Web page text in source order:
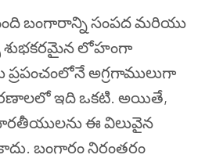
బంగారాన్ని సంపద మరియు
శుభకరమైన లోహంగా
అగ్రగాములుగా
ఇది ఒకటి. అయితే,
ఈ విలువైన
బంగారం నిరంతరం